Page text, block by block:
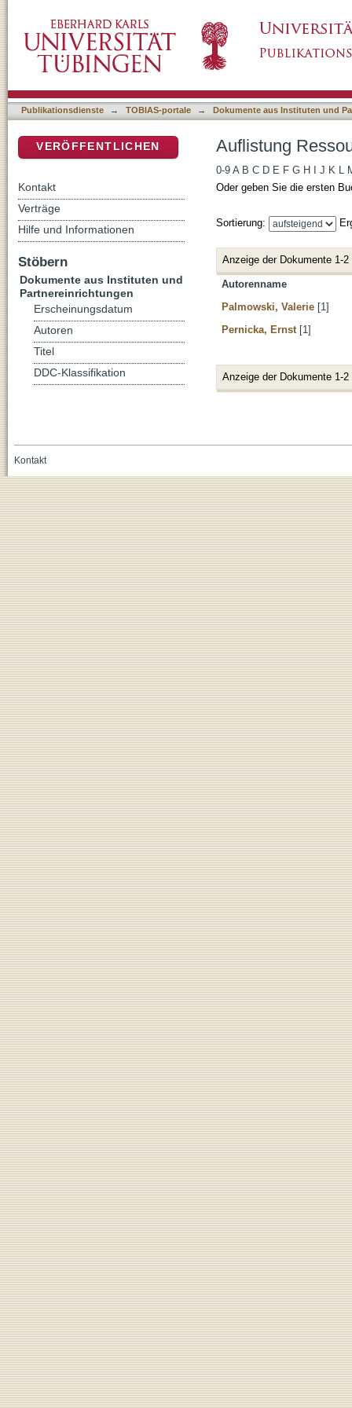
Publikationsdienste → TOBIAS-portale → Dokumente aus Instituten und
Auflistung
0-9 A B C D E F G H J K L
Oder geben Sie die ersten
Sortierung:
Anzeige der Dokumente 1-2
Autorenname
Palmowski, Valerie [1]
Pernicka, Ernst [1]
Anzeige der Dokumente 1-2
VERÖFFENTLICHEN
Kontakt
Verträge
Hilfe und Informationen
Stöbern
Dokumente aus Instituten und
Partnereinrichtungen
Erscheinungsdatum
Autoren
Titel
DDC-Klassifikation
Kontakt